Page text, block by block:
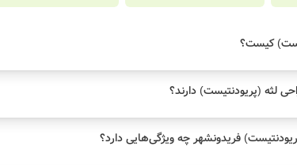
کیست؟
لثه (پریودنتیست) دارند؟
فریدونشهر چه ویژگی‌هایی دارد؟